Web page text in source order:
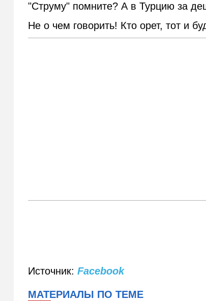
"Струму" помните? А в Турцию за
Не о чем говорить! Кто орет, тот и
Источник: Facebook
МАТЕРИАЛЫ ПО ТЕМЕ